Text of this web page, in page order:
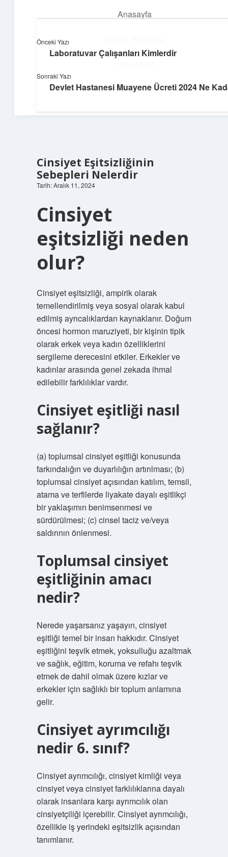
Anasayfa
Hakkımızda
Parlak Fikir Dünyası
Işıltılı önerilerle hayatını canlandır!
Cinsiyet Eşitsizliğinin
Sebepleri Nelerdir
Tarih: Aralık 11, 2024
Cinsiyet
eşitsizliği neden
olur?
Cinsiyet eşitsizliği, ampirik olarak
temellendirilmiş veya sosyal olarak kabul
edilmiş ayrıcalıklardan kaynaklanır. Doğum
öncesi hormon maruziyeti, bir kişinin tipik
olarak erkek veya kadın özelliklerini
sergileme derecesini etkiler. Erkekler ve
kadınlar arasında genel zekada ihmal
edilebilir farklılıklar vardır.
Cinsiyet eşitliği nasıl
sağlanır?
(a) toplumsal cinsiyet eşitliği konusunda
farkındalığın ve duyarlılığın artırılması; (b)
toplumsal cinsiyet açısından katılım, temsil,
atama ve terfilerde liyakate dayalı eşitlikçi
bir yaklaşımın benimsenmesi ve
sürdürülmesi; (c) cinsel taciz ve/veya
saldırının önlenmesi.
Toplumsal cinsiyet
eşitliğinin amacı
nedir?
Nerede yaşarsanız yaşayın, cinsiyet
eşitliği temel bir insan hakkıdır. Cinsiyet
eşitliğini teşvik etmek, yoksulluğu azaltmak
ve sağlık, eğitim, koruma ve refahı teşvik
etmek de dahil olmak üzere kızlar ve
erkekler için sağlıklı bir toplum anlamına
gelir.
Cinsiyet ayrımcılığı
nedir 6. sınıf?
Cinsiyet ayrımcılığı, cinsiyet kimliği veya
cinsiyet veya cinsiyet farklılıklarına dayalı
olarak insanlara karşı ayrımcılık olan
cinsiyetçiliği içerebilir. Cinsiyet ayrımcılığı,
özellikle iş yerindeki eşitsizlik açısından
tanımlanır.
Önceki Yazı
Laboratuvar Çalışanları Kimlerdir
Sonraki Yazı
Devlet Hastanesi Muayene Ücreti 2024 Ne